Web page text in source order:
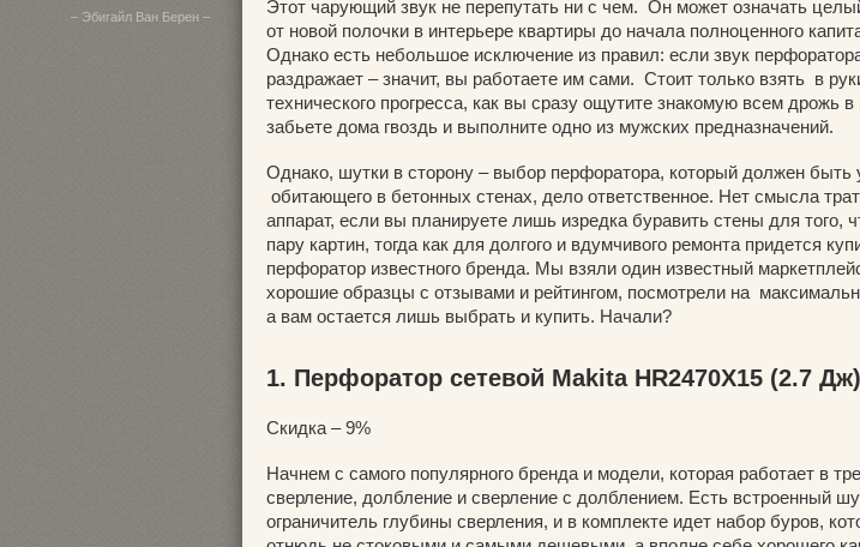
– Эбигайл Ван Берен –
Этот чарующий звук не перепутать ни с чем. Он может означать
от новой полочки в интерьере квартиры до начала полноценного
Однако есть небольшое исключение из правил: если звук
раздражает – значит, вы работаете им сами. Стоит только взять в
технического прогресса, как вы сразу ощутите знакомую всем дрожь
забьете дома гвоздь и выполните одно из мужских предназначений.
Однако, шутки в сторону – выбор перфоратора, который должен быть
обитающего в бетонных стенах, дело ответственное. Нет смысла
аппарат, если вы планируете лишь изредка буравить стены для того,
пару картин, тогда как для долгого и вдумчивого ремонта придется
перфоратор известного бренда. Мы взяли один известный
хорошие образцы с отзывами и рейтингом, посмотрели на
а вам остается лишь выбрать и купить. Начали?
1. Перфоратор сетевой Makita HR2470X15 (2.7 Дж)
Скидка – 9%
Начнем с самого популярного бренда и модели, которая работает в
сверление, долбление и сверление с долблением. Есть встроенный
ограничитель глубины сверления, и в комплекте идет набор буров,